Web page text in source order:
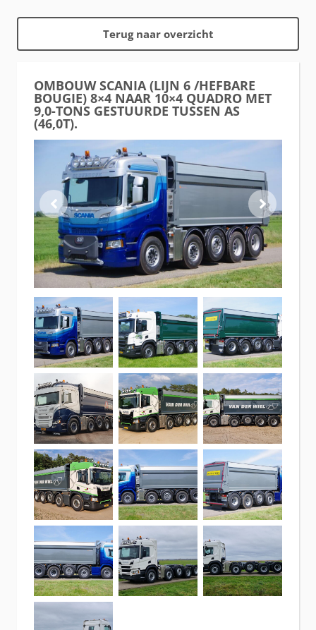
Terug naar overzicht
OMBOUW SCANIA (LIJN 6 /HEFBARE
BOUGIE) 8×4 NAAR 10×4 QUADRO MET
9,0-TONS GESTUURDE TUSSEN AS
(46,0T).